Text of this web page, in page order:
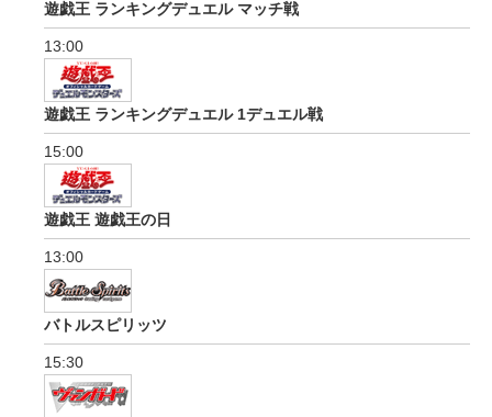
遊戯王 ランキングデュエル マッチ戦
13:00
遊戯王 ランキングデュエル 1デュエル戦
15:00
遊戯王 遊戯王の日
13:00
バトルスピリッツ
15:30